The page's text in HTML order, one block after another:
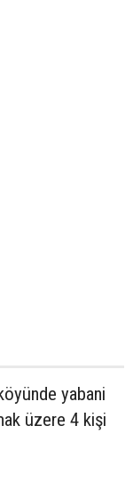
yabani
üzere 4 kişi